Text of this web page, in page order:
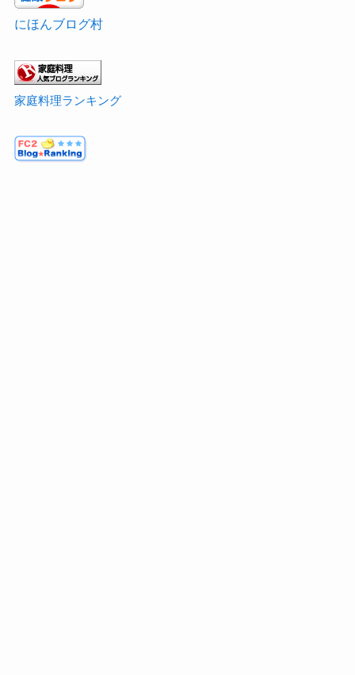
にほんブログ村
家庭料理ランキング